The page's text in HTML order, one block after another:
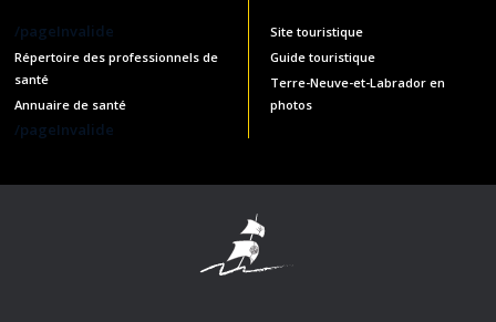
/pageInvalide
Répertoire des professionnels de
santé
Annuaire de santé
/pageInvalide
Site touristique
Guide touristique
Terre-Neuve-et-Labrador en
photos